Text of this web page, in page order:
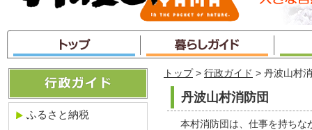
トップ > 行政ガイド > 丹波山村
丹波山村消防団
本村消防団は、仕事を持ちな
ふるさと納税